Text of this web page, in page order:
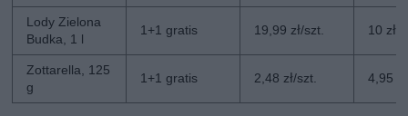
Lody Zielona
Budka, 1 l
1+1 gratis 19,99 zł/szt. 10 zł/
Zottarella, 125
g
1+1 gratis 2,48 zł/szt. 4,95